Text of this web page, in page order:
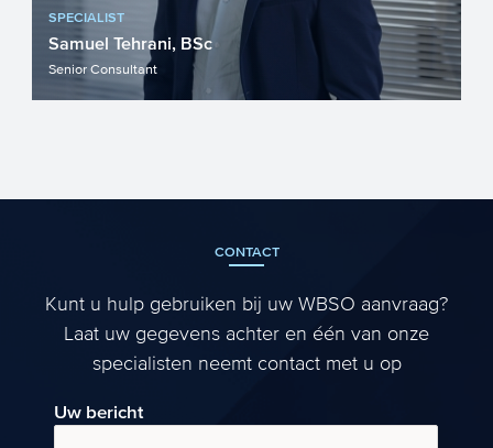
SPECIALIST
Samuel Tehrani, BSc
Senior Consultant
CONTACT
Kunt u hulp gebruiken bij uw WBSO aanvraag?
Laat uw gegevens achter en één van onze
specialisten neemt contact met u op
Uw bericht